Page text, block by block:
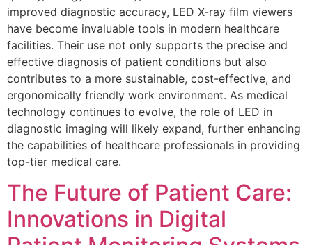
improved diagnostic accuracy, LED X-ray film viewers
have become invaluable tools in modern healthcare
facilities. Their use not only supports the precise and
effective diagnosis of patient conditions but also
contributes to a more sustainable, cost-effective, and
ergonomically friendly work environment. As medical
technology continues to evolve, the role of LED in
diagnostic imaging will likely expand, further enhancing
the capabilities of healthcare professionals in providing
top-tier medical care.
The Future of Patient Care:
Innovations in Digital